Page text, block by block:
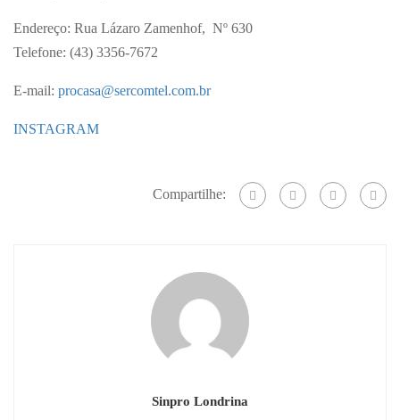
Endereço: Rua Lázaro Zamenhof, Nº 630
Telefone: (43) 3356-7672
E-mail: procasa@sercomtel.com.br
INSTAGRAM
Compartilhe:
Sinpro Londrina